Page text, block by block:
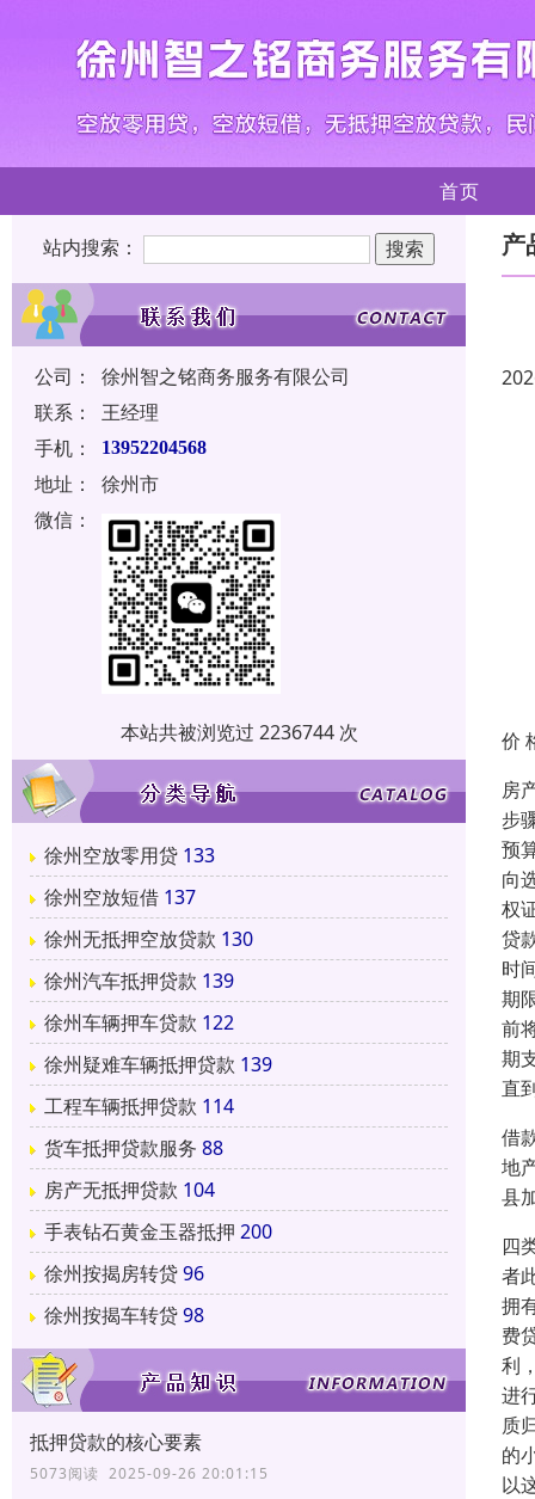
首页
站内搜索：
公司：
徐州智之铭商务服务有限公司
联系：
王经理
手机：
13952204568
地址：
徐州市
微信：
本站共被浏览过 2236744 次
徐州空放零用贷 133
徐州空放短借 137
徐州无抵押空放贷款 130
徐州汽车抵押贷款 139
徐州车辆押车贷款 122
徐州疑难车辆抵押贷款 139
工程车辆抵押贷款 114
货车抵押贷款服务 88
房产无抵押贷款 104
手表钻石黄金玉器抵押 200
徐州按揭房转贷96
徐州按揭车转贷98
抵押贷款的核心要素
5073阅读 2025-09-26 20:01:15
产
价
房
步
预
向
权
贷
时
期
前
期
直
借
地
县
四
者
拥
费
利
进
质
的
以